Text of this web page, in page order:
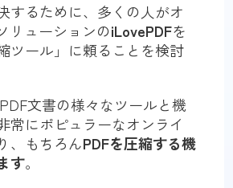
するために、多くの人がオ
リューションのiLovePDFを
ツール」に頼ることを検討
文書の様々なツールと機
常にポピュラーなオンライ
、もちろんPDFを圧縮する機
す。